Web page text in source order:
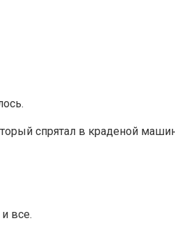
спрятал в краденой
все.